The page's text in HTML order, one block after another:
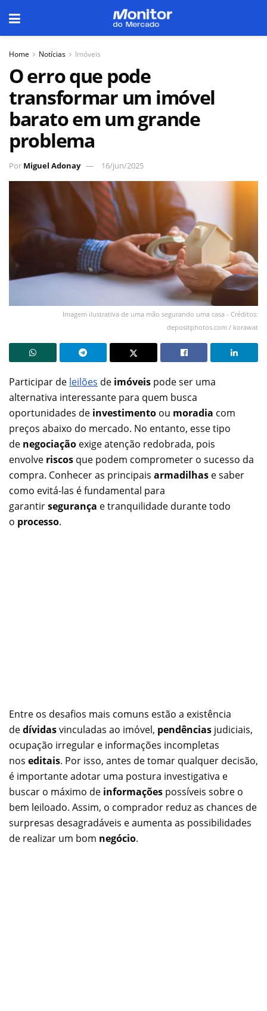
Home Notícias Imóveis
O erro que pode
transformar um imóvel
barato em um grande
problema
Por Miguel Adonay 16/jun/2025
Imagem ilustrativa de uma mão segurando uma casa - Créditos:
depositphotos.com / korawat
Participar de leilões de imóveis pode ser uma
alternativa interessante para quem busca
oportunidades de investimento ou moradia com
preços abaixo do mercado. No entanto, esse tipo
de negociação exige atenção redobrada, pois
envolve riscos que podem comprometer o sucesso da
compra. Conhecer as principais armadilhas e saber
como evitá-las é fundamental para
garantirsegurança e tranquilidade durante todo
o processo.
Entre os desafios mais comuns estão a existência
dedívidasvinculadas ao imóvel, pendências judiciais,
ocupação irregular e informações incompletas
nos editais. Por isso, antes de tomar qualquer decisão,
é importante adotar uma postura investigativa e
buscar o máximo de informações possíveis sobre o
bem leiloado. Assim, o comprador reduz as chances de
surpresas desagradáveis e aumenta as possibilidades
de realizar um bom negócio.